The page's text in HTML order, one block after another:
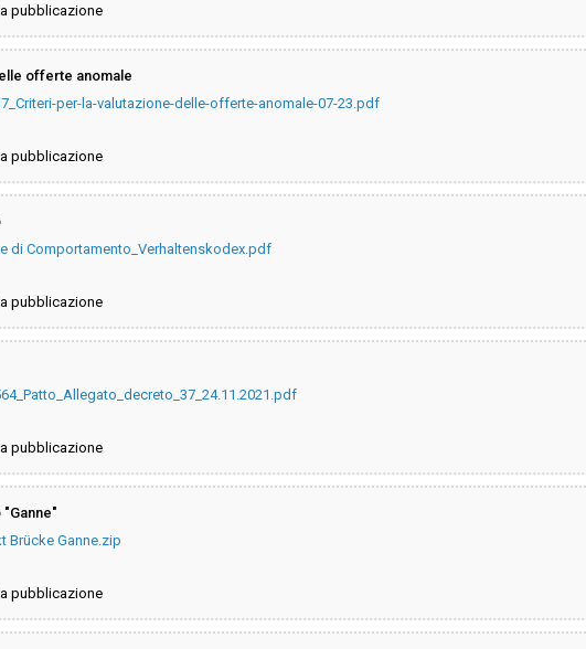
pubblicazione
offerte anomale
per-la-valutazione-delle-offerte-anomale-07-23.pdf
pubblicazione
di Comportamento_Verhaltenskodex.pdf
pubblicazione
pubblicazione
Brücke Ganne.zip
pubblicazione